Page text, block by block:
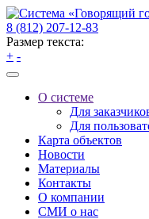
8 (812) 207-12-83
Размер текста:
+ -
О системе
Для
Для
Карта объектов
Новости
Материалы
Контакты
О компании
СМИ о нас